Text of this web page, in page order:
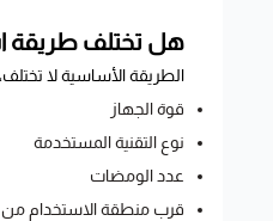
هل تختلف طريقة
الطريقة الأساسية لا
قوة الجهاز
نوع التقنية المستخدمة
عدد الومضات
قرب منطقة الاستخدام من